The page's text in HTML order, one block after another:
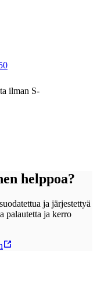
ilman S-
helppoa?
ja järjestettyä
palautetta ja kerro